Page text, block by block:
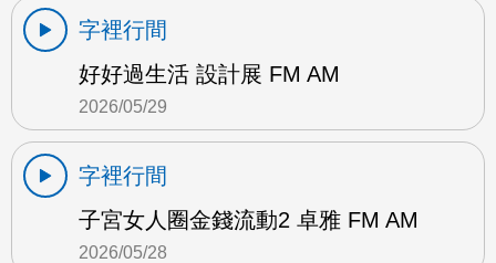
字裡行間
好好過生活 設計展 FM AM
2026/05/29
字裡行間
子宮女人圈金錢流動2 卓雅 FM AM
2026/05/28